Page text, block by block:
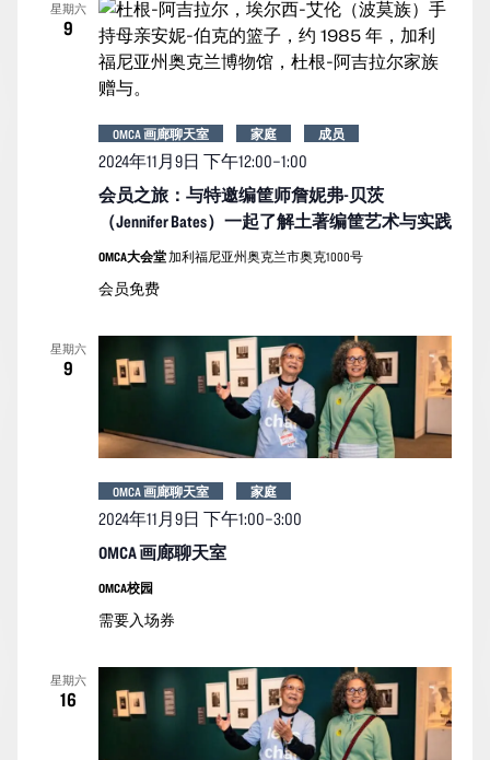
星期六
9
会员之旅：与特邀编筐师詹妮弗-贝茨
（Jennifer Bates）一起了解土著编筐艺术与实践
2024年11月9日 下午12:00–1:00
OMCA 画廊聊天室 家庭 成员
OMCA大会堂加利福尼亚州奥克兰市奥克1000号
会员免费
星期六
9
OMCA 画廊聊天室
2024年11月9日 下午1:00–3:00
OMCA 画廊聊天室 家庭
OMCA校园
需要入场券
星期六
16